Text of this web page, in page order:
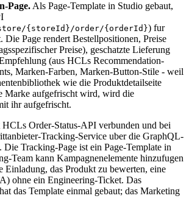
Page.Als Page-Template in Studio gebaut,
{storeId}/order/{orderId}) fur
Die Page rendert Bestellpositionen, Preise
Preise), geschatzte Lieferung
(aus HCLs Recommendation-
Marken-Farben, Marken-Button-Stile - weil
wie die Produktdetailseite
Marke aufgefrischt wird, wird die
ihr aufgefrischt.
Order-Status-API verbunden und bei
Tracking-Service uber die GraphQL-
Die Tracking-Page ist ein Page-Template in
Team kann Kampagnenelemente hinzufugen
Einladung, das Produkt zu bewerten, eine
ohne ein Engineering-Ticket. Das
das Template einmal gebaut; das Marketing